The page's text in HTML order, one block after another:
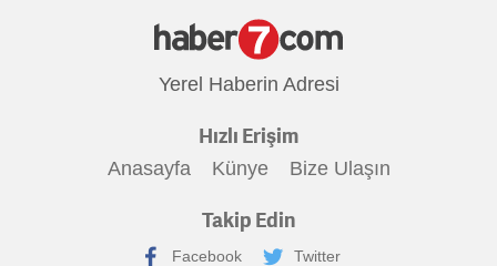
Yerel Haberin Adresi
Hızlı Erişim
Anasayfa Künye Bize Ulaşın
Takip Edin
Facebook Twitter